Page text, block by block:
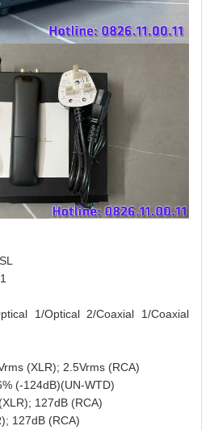
1/Optical 2/Coaxial 1/Coaxial
(XLR); 2.5Vrms (RCA)
(-124dB)(UN-WTD)
127dB (RCA)
127dB (RCA)